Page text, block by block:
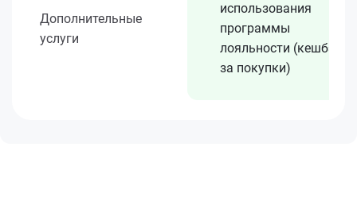
Дополнительные
услуги
использования
программы
лояльности (кешбэк
за покупки)